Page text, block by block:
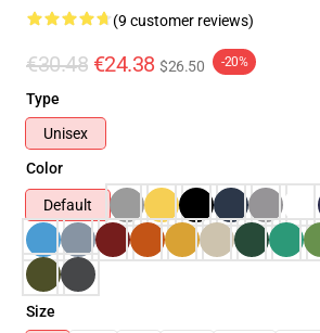
(9 customer reviews)
€30.48 €24.38 $26.50 -20%
Type
Unisex
Color
Default
Size